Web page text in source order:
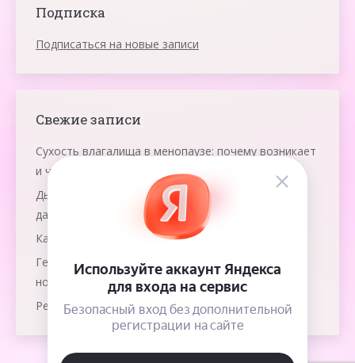
Подписка
Подписаться на новые записи
Свежие записи
Сухость влагалища в менопаузе: почему возникает
и что помогает
Дыхание яичниками: что это и как работает эта
даосская практика
Как победить рак груди?
Гемолитическая болезнь: как защитить
новорожденного?
Резус-конфликт при многоплодной беременности